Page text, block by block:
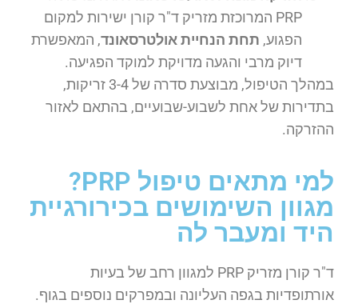
PRP המרוכזת מזריק ד"ר קורן ישירות למקום
הפגוע, תחת הנחיית אולטרסאונד, המאפשרת
דיוק מרבי והגעה מדויקת למוקד הפגיעה.
במהלך הטיפול, מבוצעת סדרה של 3-4 זריקות,
בתדירות של אחת לשבוע-שבועיים, בהתאם לאזור
ההזרקה.
למי מתאים טיפול PRP?
מגוון השימושים בכירורגיית
היד ומעבר לה
ד"ר קורן מזריק PRP למגוון רחב של בעיות
אורתופדיות בגפה העליונה ובמפרקים נוספים בגוף.